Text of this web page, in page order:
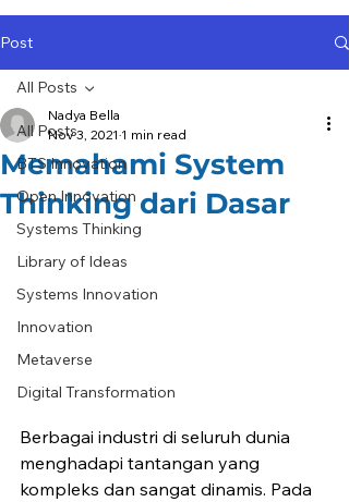
Post
All Posts
BTS Innovation
Open Innovation
Systems Thinking
Library of Ideas
Systems Innovation
Innovation
Metaverse
Digital Transformation
All Posts
Memahami System
Thinking dari Dasar
Nadya Bella
Nov 3, 2021 1 min read
Berbagai industri di seluruh dunia
menghadapi tantangan yang
kompleks dan sangat dinamis. Pada